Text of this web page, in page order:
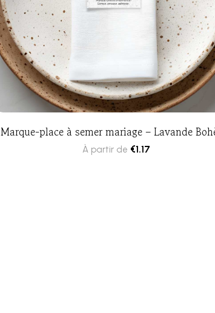
Marque-place à semer mariage – Lavande
À partir de €1.17